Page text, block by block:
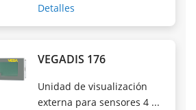
Detalles
VEGADIS 176
Unidad de visualización
externa para sensores 4 ...